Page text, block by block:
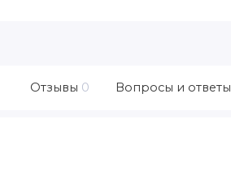
Отзывы 0 Вопросы и ответы